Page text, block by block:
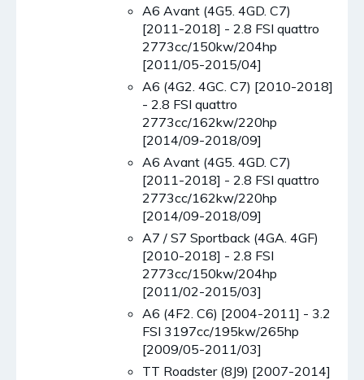
A6 Avant (4G5. 4GD. C7)
[2011-2018] - 2.8 FSI quattro
2773cc/150kw/204hp
[2011/05-2015/04]
A6 (4G2. 4GC. C7) [2010-2018]
- 2.8 FSI quattro
2773cc/162kw/220hp
[2014/09-2018/09]
A6 Avant (4G5. 4GD. C7)
[2011-2018] - 2.8 FSI quattro
2773cc/162kw/220hp
[2014/09-2018/09]
A7 / S7 Sportback (4GA. 4GF)
[2010-2018] - 2.8 FSI
2773cc/150kw/204hp
[2011/02-2015/03]
A6 (4F2. C6) [2004-2011] - 3.2
FSI 3197cc/195kw/265hp
[2009/05-2011/03]
TT Roadster (8J9) [2007-2014]